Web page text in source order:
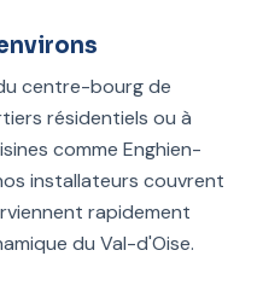
centre-bourg de
résidentiels ou à
comme Enghien-
installateurs couvrent
rapidement
du Val-d'Oise.